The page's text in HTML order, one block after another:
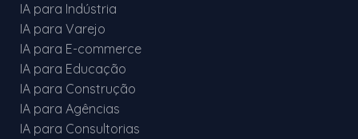
IA para Indústria
IA para Varejo
IA para E-commerce
IA para Educação
IA para Construção
IA para Agências
IA para Consultorias